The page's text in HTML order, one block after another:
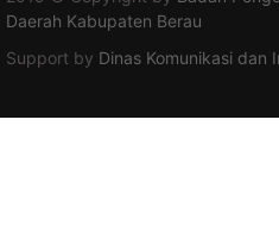
Daerah Kabupaten Berau
Support by Dinas Komunikasi dan